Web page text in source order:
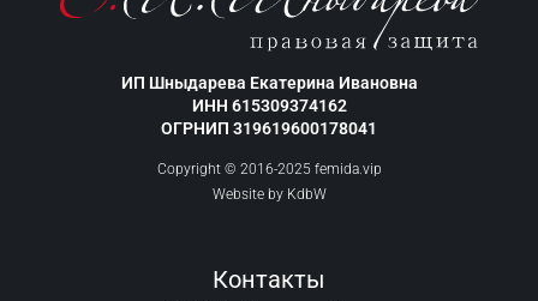
ИП Шныдарева Екатерина Ивановна
ИНН 615309374162
ОГРНИП 319619600178041
Copyright © 2016-2025 femida.vip
Website by KdbW
Контакты